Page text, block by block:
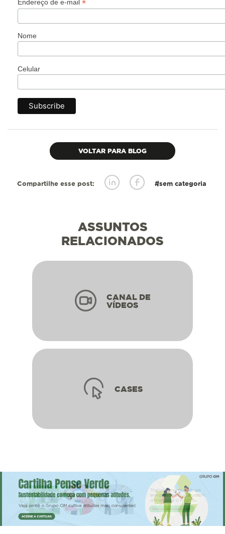
Endereço de e-mail *
Nome
Celular
VOLTAR PARA BLOG
Compartilhe esse post: #sem categoria
ASSUNTOS
RELACIONADOS
CANAL DE
VÍDEOS
CASES